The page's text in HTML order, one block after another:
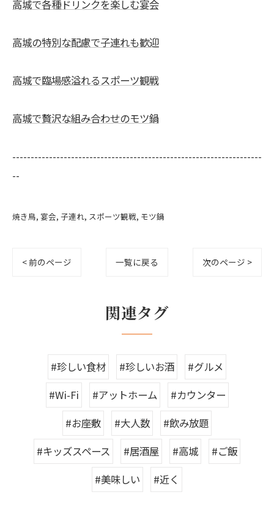
高城で各種ドリンクを楽しむ宴会
高城の特別な配慮で子連れも歓迎
高城で臨場感溢れるスポーツ観戦
高城で贅沢な組み合わせのモツ鍋
--------------------------------------------------------------------
--
焼き鳥 宴会 子連れ スポーツ観戦 モツ鍋
< 前のページ 一覧に戻る 次のページ >
関連タグ
#珍しい食材 #珍しいお酒
#グルメ
#Wi-Fi
#アットホーム
#カウンター
#お座敷
#大人数
#飲み放題
#キッズスペース
#居酒屋 #高城
#ご飯
#美味しい
#近く